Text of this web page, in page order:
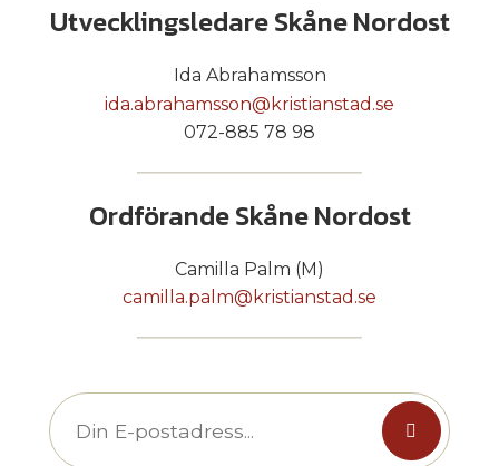
Utvecklingsledare Skåne Nordost
Ida Abrahamsson
ida.abrahamsson@kristianstad.se
072-885 78 98
Ordförande Skåne Nordost
Camilla Palm (M)
camilla.palm@kristianstad.se